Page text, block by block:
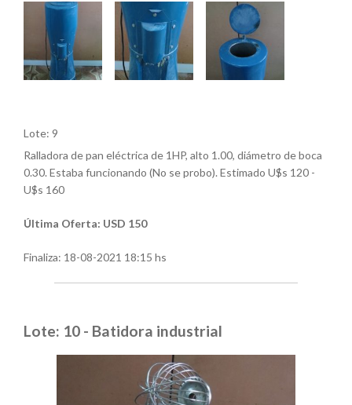
Lote: 9
Ralladora de pan eléctrica de 1HP, alto 1.00, diámetro de boca
0.30. Estaba funcionando (No se probo). Estimado U$s 120 -
U$s 160
Última Oferta: USD 150
Finaliza: 18-08-2021 18:15 hs
Lote: 10 - Batidora industrial